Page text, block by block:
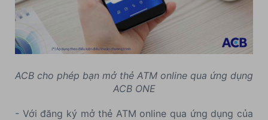
ACB cho phép bạn mở thẻ ATM online qua ứng dụng
ACB ONE
- Với đăng ký mở thẻ ATM online qua ứng dụng của